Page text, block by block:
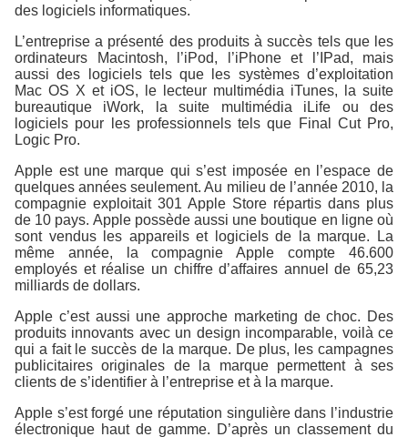
des logiciels informatiques.
L’entreprise a présenté des produits à succès tels que les
ordinateurs Macintosh, l’iPod, l’iPhone et l’IPad, mais
aussi des logiciels tels que les systèmes d’exploitation
Mac OS X et iOS, le lecteur multimédia iTunes, la suite
bureautique iWork, la suite multimédia iLife ou des
logiciels pour les professionnels tels que Final Cut Pro,
Logic Pro.
Apple est une marque qui s’est imposée en l’espace de
quelques années seulement. Au milieu de l’année 2010, la
compagnie exploitait 301 Apple Store répartis dans plus
de 10 pays. Apple possède aussi une boutique en ligne où
sont vendus les appareils et logiciels de la marque. La
même année, la compagnie Apple compte 46.600
employés et réalise un chiffre d’affaires annuel de 65,23
milliards de dollars.
Apple c’est aussi une approche marketing de choc. Des
produits innovants avec un design incomparable, voilà ce
qui a fait le succès de la marque. De plus, les campagnes
publicitaires originales de la marque permettent à ses
clients de s’identifier à l’entreprise et à la marque.
Apple s’est forgé une réputation singulière dans l’industrie
électronique haut de gamme. D’après un classement du